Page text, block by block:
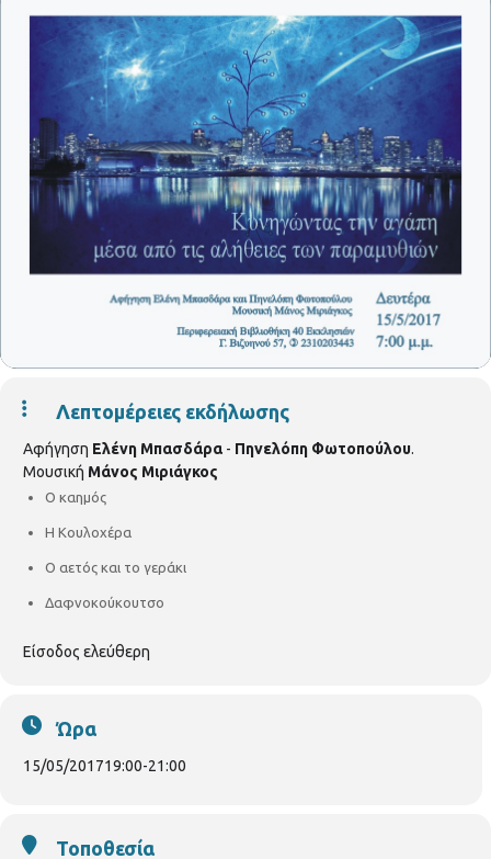
Λεπτομέρειες εκδήλωσης
Αφήγηση Ελένη Μπασδάρα - Πηνελόπη Φωτοπούλου.
Μουσική Μάνος Μιριάγκος
Ο καημός
Η Κουλοχέρα
Ο αετός και το γεράκι
Δαφνοκούκουτσο
Είσοδος ελεύθερη
Ώρα
15/05/201719:00-21:00
Τοποθεσία